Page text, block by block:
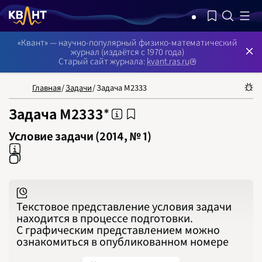
НОМЕРА СТАТЬИ ЗАДАЧИ УКАЗАТЕЛИ РУБРИКАТОРЫ
1971
1972
1973
1974
1975
1977
1978
1987
1988
1989
1990
1991
1992
1993
NB: Сортировка результатов — по релевантности, поиск в номерах
«Квант» — научно-популярный физико-математический
журнал (издаётся с 1970 года)
Старый сайт журнала: kvant.ras.ru
Главная/Задачи/Задача М2333
Задача М2333
Условие задачи (2014, № 1)
Текстовое представление условия задачи
находится в процессе подготовки.
С графическим представлением можно
ознакомиться в опубликованном номере